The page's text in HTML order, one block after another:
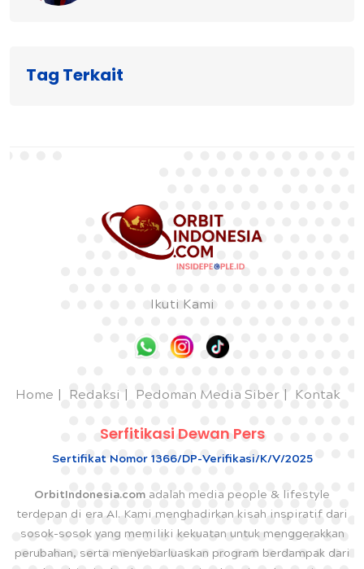
Tag Terkait
Ikuti Kami
Home Redaksi Pedoman Media Siber Kontak
Serfitikasi Dewan Pers
Sertifikat Nomor 1366/DP-Verifikasi/K/V/2025
OrbitIndonesia.com adalah media people & lifestyle
terdepan di era AI. Kami menghadirkan kisah inspiratif dari
sosok-sosok yang memiliki kekuatan untuk menggerakkan
perubahan, serta menyebarluaskan program berdampak dari